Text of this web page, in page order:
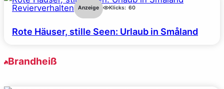
Revierverhalten Anzeige Klicks: 60
Rote Häuser, stille Seen: Urlaub in Småland
Brandheiß